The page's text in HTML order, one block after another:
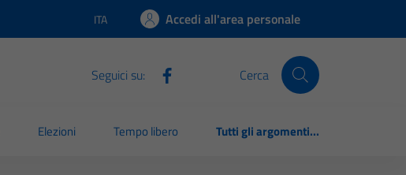
Lingua attiva:
ITA Accedi all'area personale
Seguici su: Cerca
Elezioni Tempo libero Tutti gli argomenti...